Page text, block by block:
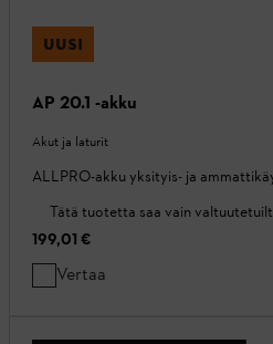
UUSI
AP 20.1 -akku
Akut ja laturit
ALLPRO-akku yksityis- ja
Tätä tuotetta saa vain
199,01 €
Vertaa